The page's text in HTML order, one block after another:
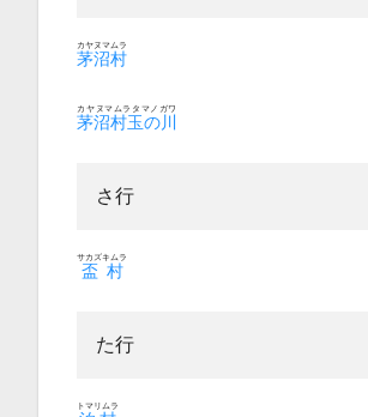
茅沼村
カヤヌマムラ
茅沼村玉の川
カヤヌマムラタマノガワ
さ行
盃村
サカズキムラ
た行
トマリムラ